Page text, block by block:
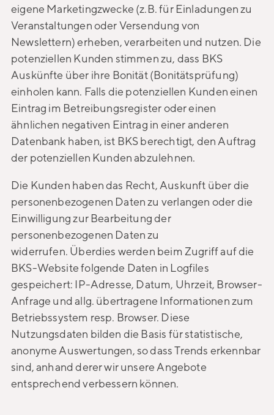
eigene Marketingzwecke (z.B. für Einladungen zu
Veranstaltungen oder Versendung von
Newslettern) erheben, verarbeiten und nutzen. Die
potenziellen Kunden stimmen zu, dass BKS
Auskünfte über ihre Bonität (Bonitätsprüfung)
einholen kann. Falls die potenziellen Kunden einen
Eintrag im Betreibungsregister oder einen
ähnlichen negativen Eintrag in einer anderen
Datenbank haben, ist BKS berechtigt, den Auftrag
der potenziellen Kunden abzulehnen.
Die Kunden haben das Recht, Auskunft über die
personenbezogenen Daten zu verlangen oder die
Einwilligung zur Bearbeitung der
personenbezogenen Daten zu
widerrufen. Überdies werden beim Zugriff auf die
BKS-Website folgende Daten in Logfiles
gespeichert: IP-Adresse, Datum, Uhrzeit, Browser-
Anfrage und allg. übertragene Informationen zum
Betriebssystem resp. Browser. Diese
Nutzungsdaten bilden die Basis für statistische,
anonyme Auswertungen, so dass Trends erkennbar
sind, anhand derer wir unsere Angebote
entsprechend verbessern können.